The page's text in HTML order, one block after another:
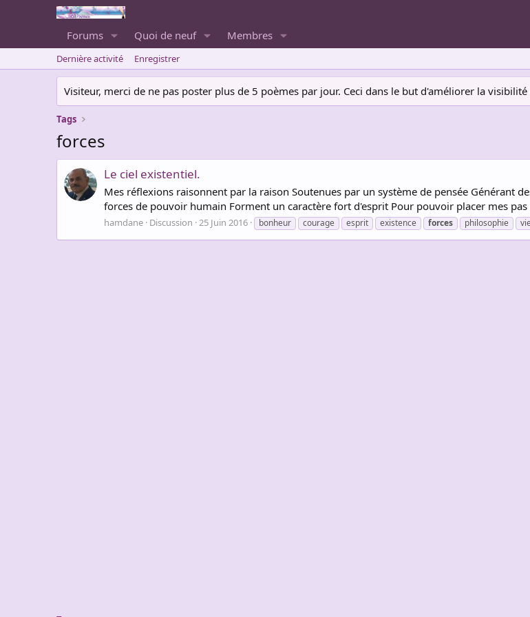
Forums Quoi de neuf Membres
Dernière activité Enregistrer
Visiteur, merci de ne pas poster plus de 5 poèmes par jour. Ceci dans le but d'améliorer la visibilité
Tags
forces
Le ciel existentiel.
Mes réflexions raisonnent par la raison Soutenues par un système de pensée Générant
forces de pouvoir humain Forment un caractère fort d'esprit Pour pouvoir placer mes
hamdane Discussion 25 Juin 2016 bonheur courage esprit existence forces philosophie